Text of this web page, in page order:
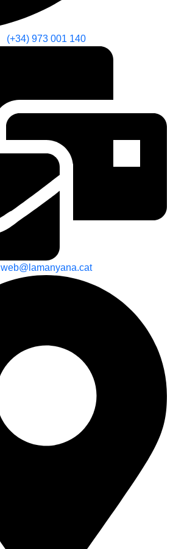
(+34) 973 001 140
web@lamanyana.cat